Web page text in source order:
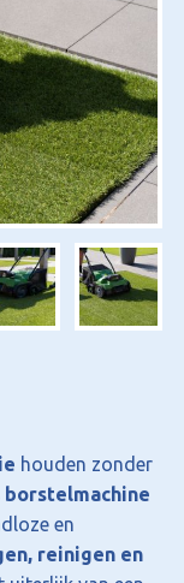
houden zonder
borstelmachine
en
reinigen en